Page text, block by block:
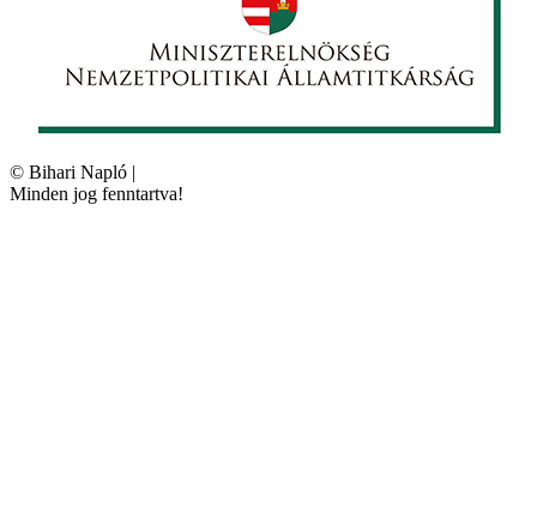
© Bihari Napló |
Minden jog fenntartva!